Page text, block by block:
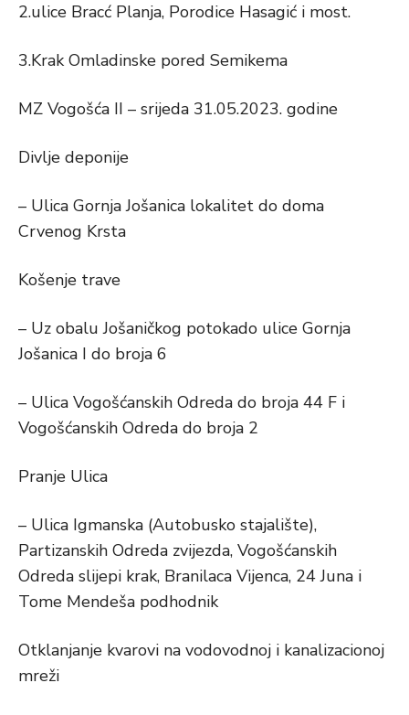
2.ulice Bracć Planja, Porodice Hasagić i most.
3.Krak Omladinske pored Semikema
MZ Vogošća II – srijeda 31.05.2023. godine
Divlje deponije
– Ulica Gornja Jošanica lokalitet do doma
Crvenog Krsta
Košenje trave
– Uz obalu Jošaničkog potokado ulice Gornja
Jošanica I do broja 6
– Ulica Vogošćanskih Odreda do broja 44 F i
Vogošćanskih Odreda do broja 2
Pranje Ulica
– Ulica Igmanska (Autobusko stajalište),
Partizanskih Odreda zvijezda, Vogošćanskih
Odreda slijepi krak, Branilaca Vijenca, 24 Juna i
Tome Mendeša podhodnik
Otklanjanje kvarovi na vodovodnoj i kanalizacionoj
mreži